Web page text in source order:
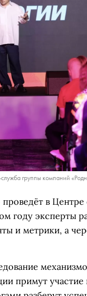
группы компаний
в
году эксперты
и метрики, а
примут